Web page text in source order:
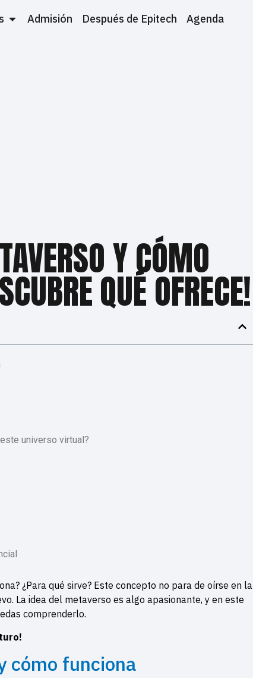
Admisión Después de Epitech Agenda
Y CÓMO
QUÉ OFRECE!
universo virtual?
¿Para qué sirve? Este concepto no para de oírse en la
La idea del metaverso es algo apasionante, y en este
comprenderlo.
cómo funciona